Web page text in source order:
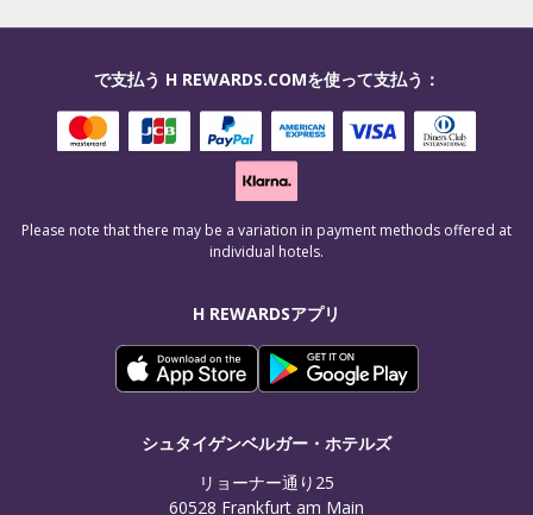
H REWARDSアプリ
シュタイゲンベルガー・ホテルズ
リョーナー通り25
60528 Frankfurt am Main
で支払う H REWARDS.COMを使って支払う：
Please note that there may be a variation in payment methods offered at
individual hotels.